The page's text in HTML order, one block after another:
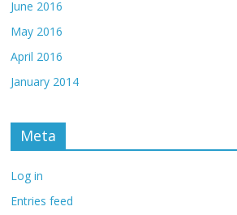
June 2016
May 2016
April 2016
January 2014
Meta
Log in
Entries feed